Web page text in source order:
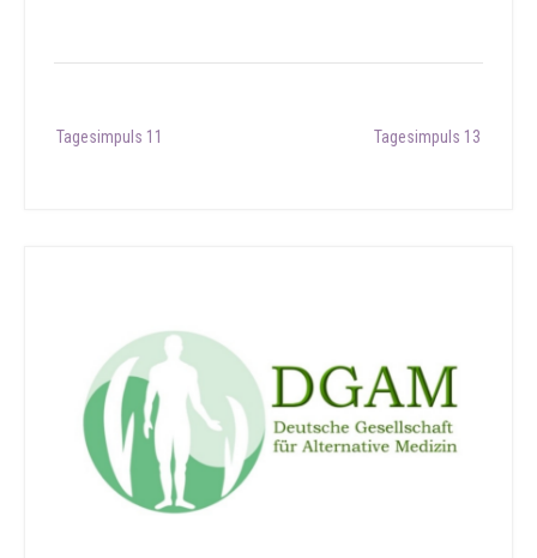
navigation
Tagesimpuls 11 Tagesimpuls 13